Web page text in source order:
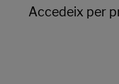
Accedeix per